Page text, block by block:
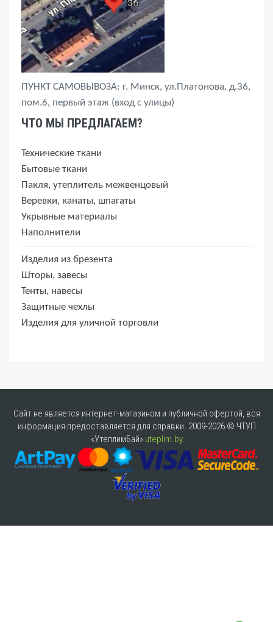
ПУНКТ САМОВЫВОЗА: г. Минск, ул.Платонова, д.36,
пом.6, первый этаж (вход с улицы)
ЧТО МЫ ПРЕДЛАГАЕМ?
Технические ткани
Бытовые ткани
Пакля, утеплитель межвенцовый
Веревки, канаты, шпагаты
Укрывные материалы
Наполнители
Изделия из брезента
Шторы, завесы
Тенты, навесы
Защитные чехлы
Изделия для уличной торговли
Сайт не является интернет-магазином и публичной офертой, вся
информация предоставляется для справки. 2009-2026 © ЧТУП
«УтеплимБай» uteplim.by